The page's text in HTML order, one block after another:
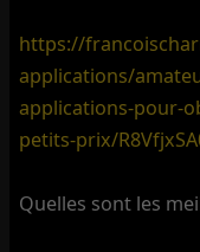
https://
applications/
applications-pour-
petits-prix/
Quelles sont les